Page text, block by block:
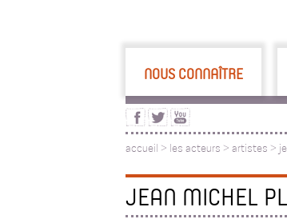
NOUS CONNAÎTRE
accueil > les acteurs > artistes >
JEAN MICHEL